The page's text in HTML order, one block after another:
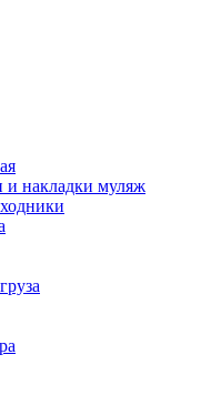
и накладки муляж